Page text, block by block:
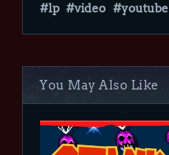
lp video youtube
You May Also Like